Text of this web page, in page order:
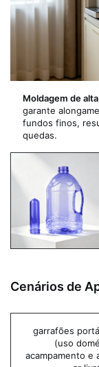
Moldagem de
garante
fundos finos,
quedas.
Cenários de
garrafões
(uso
acampamento e